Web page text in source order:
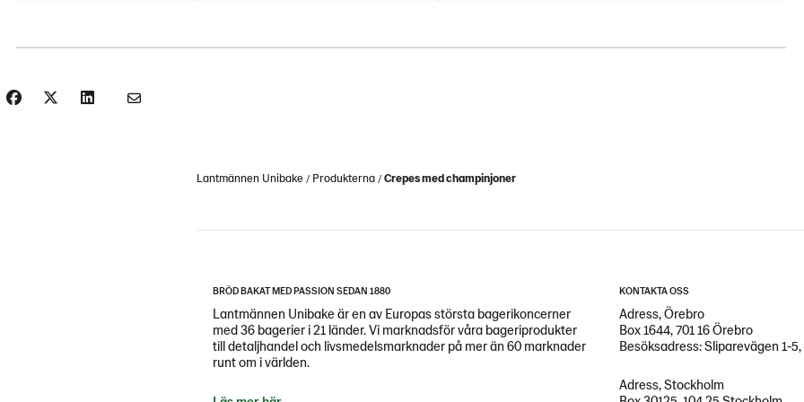
Lantmännen Unibake Produkterna Crepes med champinjoner
BRÖD BAKAT MED PASSION SEDAN 1880
Lantmännen Unibake är en av Europas största bagerikoncerner
med 36 bagerier i 21 länder. Vi marknadsför våra bageriprodukter
till detaljhandel och livsmedelsmarknader på mer än 60 marknader
runt om i världen.
KONTAKTA OSS
Adress, Örebro
Box 1644, 701 16 Örebro
Besöksadress: Sliparevägen 1-
Adress, Stockholm